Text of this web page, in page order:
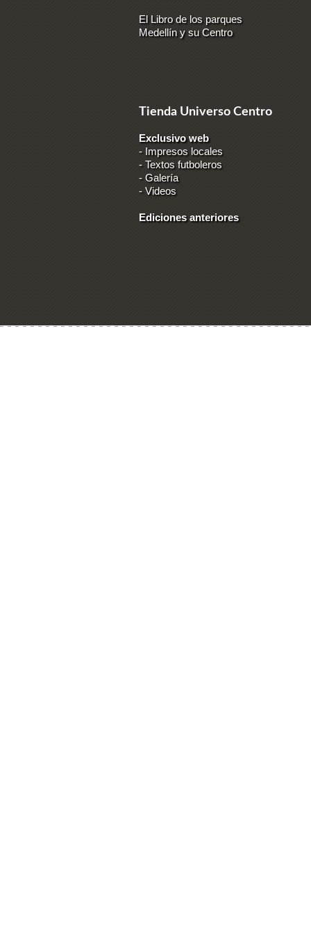
El Libro de los parques
Medellín y su Centro
Tienda Universo Centro
Exclusivo web
- Impresos locales
- Textos futboleros
-Galería
-Videos
Ediciones anteriores